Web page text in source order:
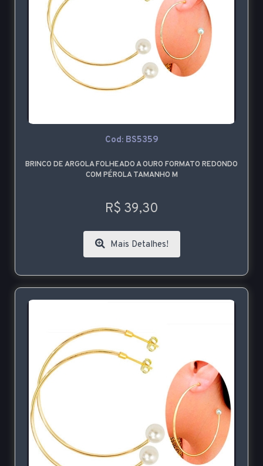
Cod: BS5359
BRINCO DE ARGOLA FOLHEADO A OURO FORMATO REDONDO
COM PÉROLA TAMANHO M
R$ 39,30
Mais Detalhes!